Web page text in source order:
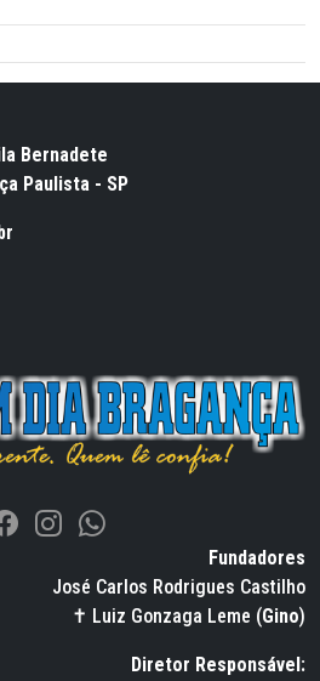
Bernadete
Paulista - SP
Fundadores
José Carlos Rodrigues Castilho
✝ Luiz Gonzaga Leme (Gino)
Diretor Responsável: